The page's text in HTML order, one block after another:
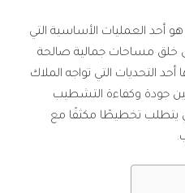
العمليات الأساسية التي
خلق مساحات جمالية صالحة
التحديات التي تواجه الملاك
جودة وكفاءة التشطيب
يتطلب تخطيطًا مكثفًا مع